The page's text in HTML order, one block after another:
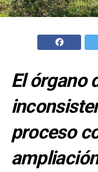
El órgano
proceso